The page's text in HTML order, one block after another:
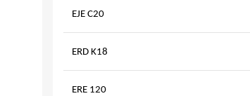
EJE C20
ERD K18
ERE 120